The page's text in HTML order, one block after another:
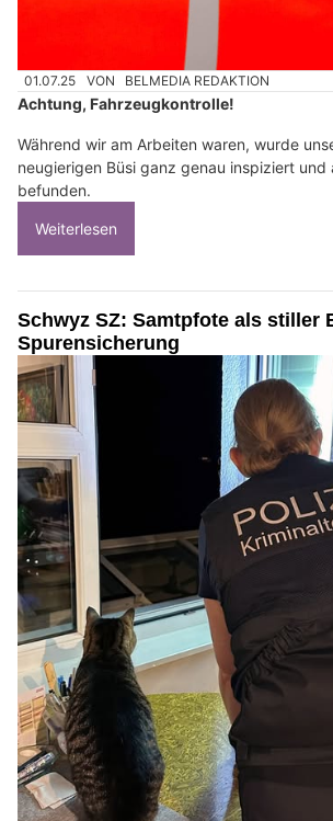
01.07.25 VON BELMEDIA REDAKTION
Achtung, Fahrzeugkontrolle!
Während wir am Arbeiten waren, wurde
neugierigen Büsi ganz genau inspiziert und
befunden.
Weiterlesen
Schwyz SZ: Samtpfote als stiller
Spurensicherung